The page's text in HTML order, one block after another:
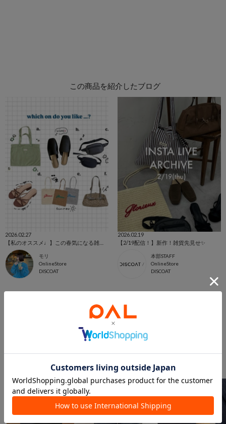
この商品を紹介したブログ
2026.02.27
モリ
OnlineStore
DISCOAT
2026.02.19
【2/19配信！】新作！雑貨先見せ✨
本部STAFF
OnlineStore
DISCOAT
このアイテムを見た人は
こんなアイテムも見ています
シューズからのおすすめ